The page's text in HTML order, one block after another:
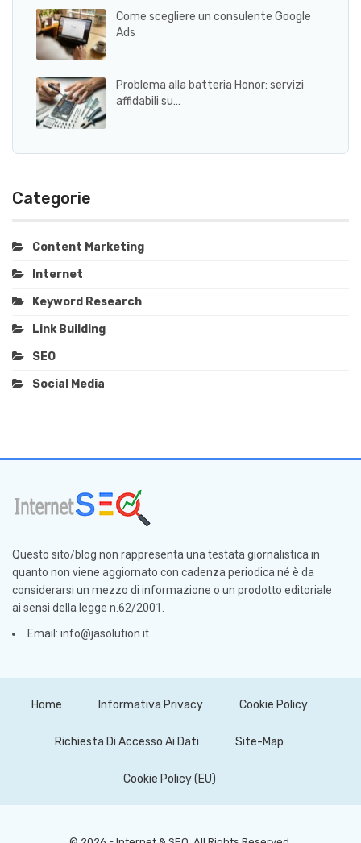
Come scegliere un consulente Google
Ads
Problema alla batteria Honor: servizi
affidabili su…
Categorie
Content Marketing
Internet
Keyword Research
Link Building
SEO
Social Media
Questo sito/blog non rappresenta una testata giornalistica in
quanto non viene aggiornato con cadenza periodica né è da
considerarsi un mezzo di informazione o un prodotto editoriale
ai sensi della legge n.62/2001.
Email: info@jasolution.it
Home Informativa Privacy Cookie Policy
Richiesta Di Accesso Ai Dati Site-Map
Cookie Policy (EU)